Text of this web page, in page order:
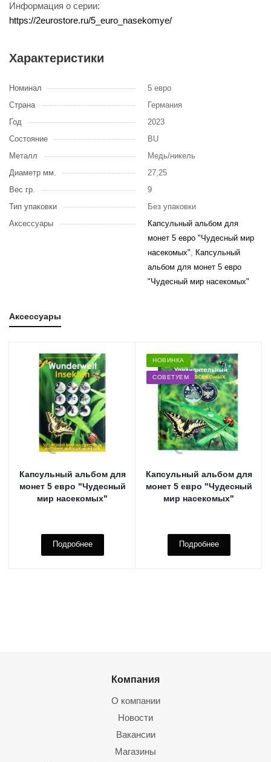
Информация о серии:
https://2eurostore.ru/5_euro_nasekomye/
Характеристики
Номинал
5 евро
Страна
Германия
Год
2023
Состояние
BU
Металл
Медь/никель
Диаметр мм.
27,25
Вес гр.
9
Тип упаковки
Без упаковки
Аксессуары
Капсульный альбом для
монет 5 евро "Чудесный мир
насекомых", Капсульный
альбом для монет 5 евро
"Чудесный мир насекомых"
Аксессуары
Капсульный альбом для
монет 5 евро "Чудесный
мир насекомых"
Подробнее
НОВИНКА
СОВЕТУЕМ
Капсульный альбом для
монет 5 евро "Чудесный
мир насекомых"
Подробнее
Компания
О компании
Новости
Вакансии
Магазины